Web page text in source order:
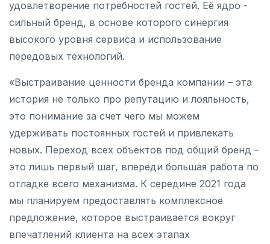
удовлетворение потребностей гостей. Её ядро -
сильный бренд, в основе которого синергия
высокого уровня сервиса и использование
передовых технологий.
«Выстраивание ценности бренда компании – эта
история не только про репутацию и лояльность,
это понимание за счет чего мы можем
удерживать постоянных гостей и привлекать
новых. Переход всех объектов под общий бренд –
это лишь первый шаг, впереди большая работа по
отладке всего механизма. К середине 2021 года
мы планируем предоставлять комплексное
предложение, которое выстраивается вокруг
впечатлений клиента на всех этапах